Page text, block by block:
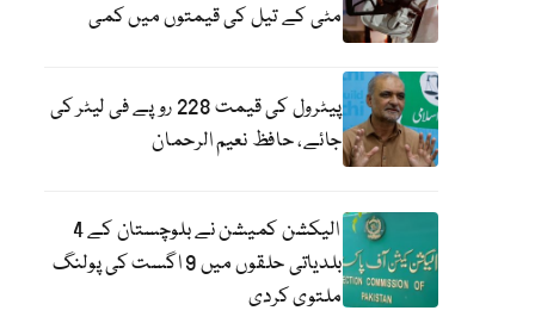
مٹی کے تیل کی قیمتوں میں کمی
پیٹرول کی قیمت 228 روپے فی لیٹر کی
جائے، حافظ نعیم الرحمان
الیکشن کمیشن نے بلوچستان کے 4
بلدیاتی حلقوں میں 9 اگست کی پولنگ
ملتوی کردی